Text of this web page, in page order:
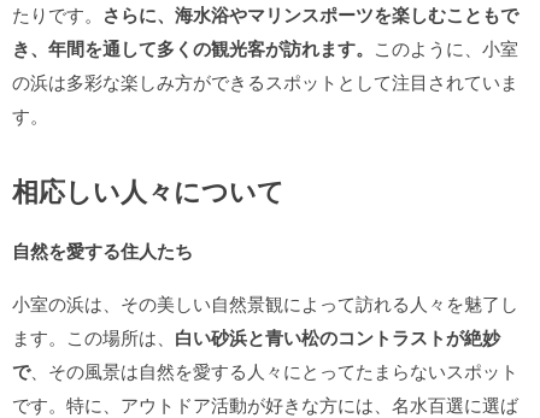
たりです。 さらに、海水浴やマリンスポーツを楽しむこともで
き、年間を通して多くの観光客が訪れます。 このように、小室
の浜は多彩な楽しみ方ができるスポットとして注目されていま
す。
相応しい人々について
自然を愛する住人たち
小室の浜は、その美しい自然景観によって訪れる人々を魅了し
ます。この場所は、 白い砂浜と青い松のコントラストが絶妙
で、その風景は自然を愛する人々にとってたまらないスポット
です。特に、アウトドア活動が好きな方には、名水百選に選ば